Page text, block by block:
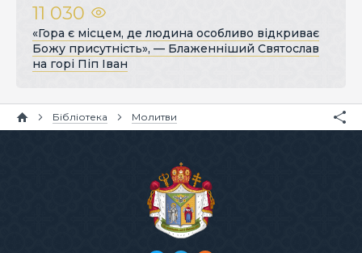
11 030
«Гора є місцем, де людина особливо відкриває
Божу присутність», — Блаженніший Святослав
на горі Піп Іван
Бібліотека Молитви